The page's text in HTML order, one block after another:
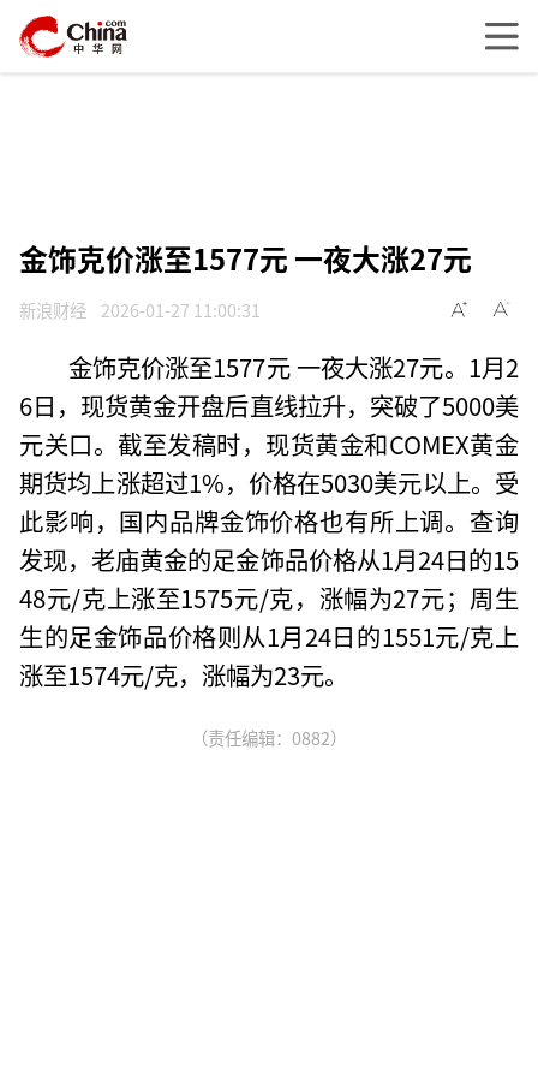
金饰克价涨至1577元 一夜大涨27元
新浪财经 2026-01-27 11:00:31
金饰克价涨至1577元 一夜大涨27元。1月2
6日，现货黄金开盘后直线拉升，突破了5000美
元关口。截至发稿时，现货黄金和COMEX黄金
期货均上涨超过1%，价格在5030美元以上。受
此影响，国内品牌金饰价格也有所上调。查询
发现，老庙黄金的足金饰品价格从1月24日的15
48元/克上涨至1575元/克，涨幅为27元；周生
生的足金饰品价格则从1月24日的1551元/克上
涨至1574元/克，涨幅为23元。
（责任编辑：0882）